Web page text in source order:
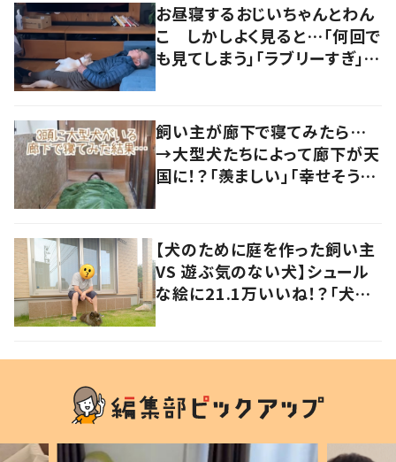
お昼寝するおじいちゃんとわん
こ しかしよく見ると…「何回で
も見てしまう」「ラブリーすぎ」の
飼い主が廊下で寝てみたら…
→大型犬たちによって廊下が天
国に！？「羨ましい」「幸せそう」
【犬のために庭を作った飼い主
VS 遊ぶ気のない犬】シュール
な絵に21.1万いいね！？「犬の